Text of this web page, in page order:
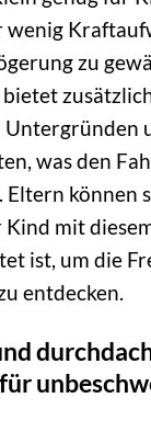
zu
was den
können
Kind mit
ist, um die
entdecken.